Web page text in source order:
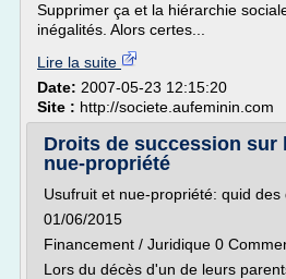
Supprimer ça et la hiérarchie
inégalités. Alors certes...
Lire la suite
Date: 2007-05-23 12:15:20
Site : http://societe.aufeminin.com
Droits de succession sur
nue-propriété
Usufruit et nue-propriété: quid
01/06/2015
Financement / Juridique 0
Lors du décès d'un de leurs